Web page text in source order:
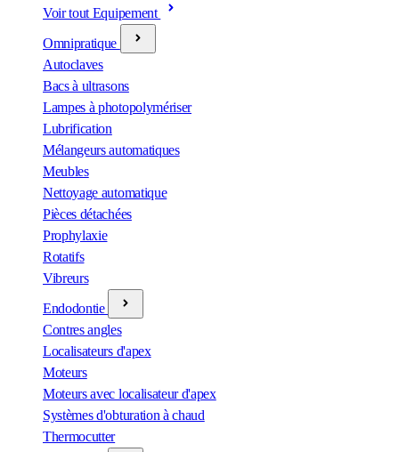
Voir tout Equipement
Omnipratique
Autoclaves
Bacs à ultrasons
Lampes à photopolymériser
Lubrification
Mélangeurs automatiques
Meubles
Nettoyage automatique
Pièces détachées
Prophylaxie
Rotatifs
Vibreurs
Endodontie
Contres angles
Localisateurs d'apex
Moteurs
Moteurs avec localisateur d'apex
Systèmes d'obturation à chaud
Thermocutter